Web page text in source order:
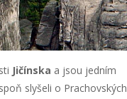
Jičínska a jsou jedním
slyšeli o Prachovských